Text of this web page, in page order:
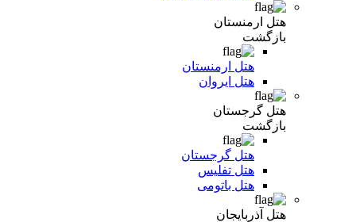
هتل ارمنستان
بازگشت
هتل ارمنستان
هتل ایروان
هتل گرجستان
بازگشت
هتل گرجستان
هتل تفلیس
هتل باتومی
هتل آذربایجان